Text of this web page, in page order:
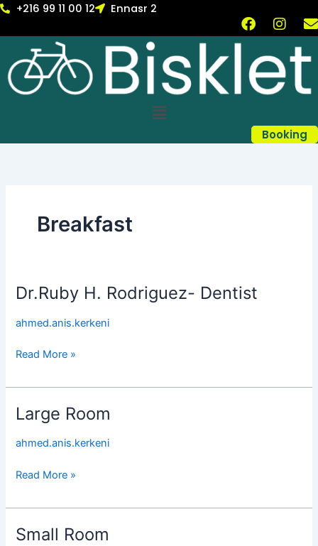
Skip+216 99 11 00 12 Ennasr 2
F
a
e
b
o
k
I
n
t
a
g
a
m
E
n
v
e
o
e
Menu
Booking
Breakfast
Dr.Ruby H. Rodriguez- Dentist
ahmed.anis.kerkeni
Dr.Ruby
Rodriguez-
Read More »
Large Room
ahmed.anis.kerkeni
Large
Read More »
Small Room
Small